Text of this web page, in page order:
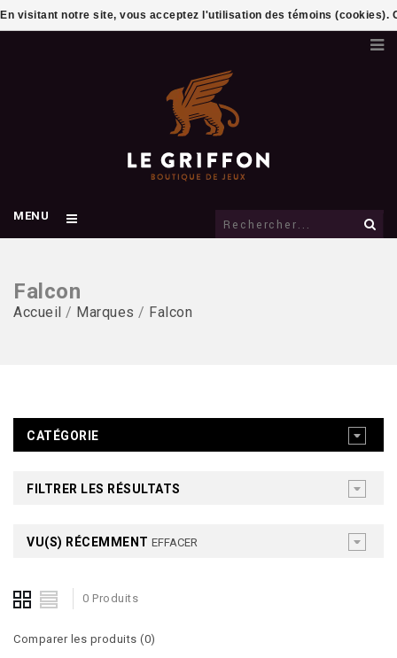
MENU
Falcon
Accueil / Marques / Falcon
CATÉGORIE
FILTRER LES RÉSULTATS
VU(S) RÉCEMMENT EFFACER
0 Produits
Comparer les produits (0)
En visitant notre site, vous acceptez l'utilisation des témoins